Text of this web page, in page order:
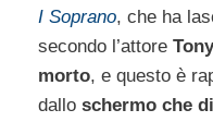
I Soprano, che ha
secondo l’attore
morto, e questo è
dallo schermo che